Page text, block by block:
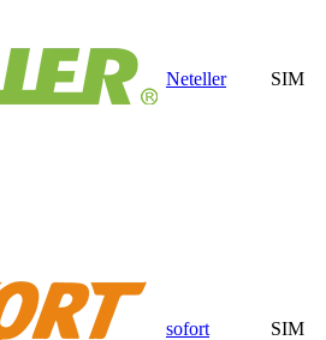
Neteller SIM
sofort SIM